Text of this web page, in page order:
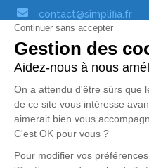
contact@simplifia.fr
Réseaux sociaux
Liens utiles
Publier un avis de décès
Signaler un abus/une erreur